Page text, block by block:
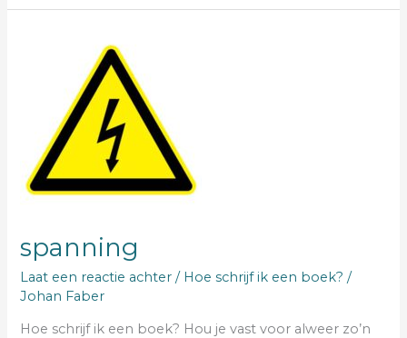
spanning
Laat een reactie achter / Hoe schrijf ik een boek? /
Johan Faber
Hoe schrijf ik een boek? Hou je vast voor alweer zo’n